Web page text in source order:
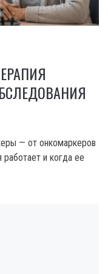
— от онкомаркеров
и когда ее